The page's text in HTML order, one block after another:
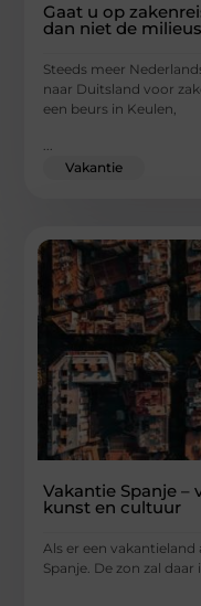
Gaat u op
dan niet de
Steeds meer
naar Duitsland voor
een beurs in Keulen,
Vakantie
Vakantie Spanje –
kunst en cultuur
Als er een
Spanje. De zon zal daar